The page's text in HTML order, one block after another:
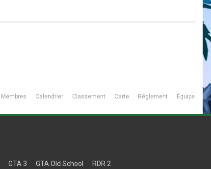
Membres Calendrier Classement Carte Règlement Équipe
GTA 3 GTA Old School RDR 2